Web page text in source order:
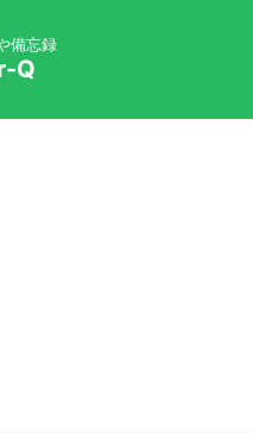
備忘録
Q